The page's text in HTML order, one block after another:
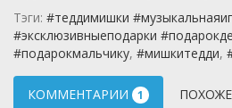
Тэги: #теддимишки
#эксклюзивныеподарки
#подарокмальчику, #мишкитедди,
КОММЕНТАРИИ 1